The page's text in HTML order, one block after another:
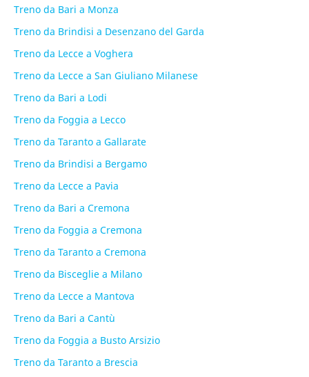
Treno da Bari a Monza
Treno da Brindisi a Desenzano del Garda
Treno da Lecce a Voghera
Treno da Lecce a San Giuliano Milanese
Treno da Bari a Lodi
Treno da Foggia a Lecco
Treno da Taranto a Gallarate
Treno da Brindisi a Bergamo
Treno da Lecce a Pavia
Treno da Bari a Cremona
Treno da Foggia a Cremona
Treno da Taranto a Cremona
Treno da Bisceglie a Milano
Treno da Lecce a Mantova
Treno da Bari a Cantù
Treno da Foggia a Busto Arsizio
Treno da Taranto a Brescia